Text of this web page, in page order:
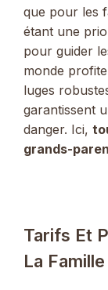
que pour les
étant une
pour guider
monde
luges
garantissent
danger. Ici,
grands-
Tarifs Et
La Famille